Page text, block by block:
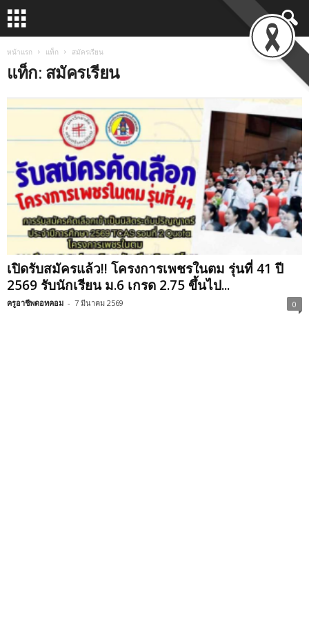
หน้าแรก แท็ก สมัครเรียน
แท็ก: สมัครเรียน
เปิดรับสมัครแล้ว!! โครงการเพชรในตม รุ่นที่ 41 ปี
2569 รับนักเรียน ม.6 เกรด 2.75 ขึ้นไป...
ครูอาชีพดอทคอม - 7 มีนาคม 2569 0